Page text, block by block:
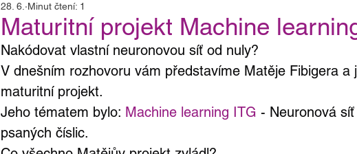
Maturitní projekt Machine
28. 6. Minut čtení: 1
Nakódovat vlastní neuronovou síť od nuly?
V dnešním rozhovoru vám představíme Matěje Fibigera a
maturitní projekt.
Jeho tématem bylo: Machine learning ITG - Neuronová
psaných číslic.